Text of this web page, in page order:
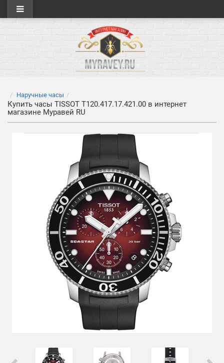
Наручные часы
Купить часы TISSOT T120.417.17.421.00 в интернет
магазине Муравей RU